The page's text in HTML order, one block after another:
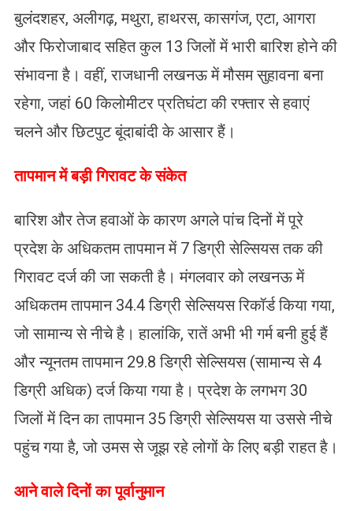
बुलंदशहर, अलीगढ़, मथुरा, हाथरस, कासगंज, एटा, आगरा
और फिरोजाबाद सहित कुल 13 जिलों में भारी बारिश होने की
संभावना है। वहीं, राजधानी लखनऊ में मौसम सुहावना बना
रहेगा, जहां 60 किलोमीटर प्रतिघंटा की रफ्तार से हवाएं
चलने और छिटपुट बूंदाबांदी के आसार हैं।
​तापमान में बड़ी गिरावट के संकेत
बारिश और तेज हवाओं के कारण अगले पांच दिनों में पूरे
प्रदेश के अधिकतम तापमान में 7 डिग्री सेल्सियस तक की
गिरावट दर्ज की जा सकती है। मंगलवार को लखनऊ में
अधिकतम तापमान 34.4 डिग्री सेल्सियस रिकॉर्ड किया गया,
जो सामान्य से नीचे है। हालांकि, रातें अभी भी गर्म बनी हुई हैं
और न्यूनतम तापमान 29.8 डिग्री सेल्सियस (सामान्य से 4
डिग्री अधिक) दर्ज किया गया है। प्रदेश के लगभग 30
जिलों में दिन का तापमान 35 डिग्री सेल्सियस या उससे नीचे
पहुंच गया है, जो उमस से जूझ रहे लोगों के लिए बड़ी राहत है।
​आने वाले दिनों का पूर्वानुमान